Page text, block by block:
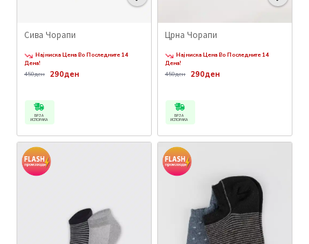
Сива Чорапи
Најниска Цена Во Последните 14
Дена!
290ден
450ден
БРЗА
ИСПОРАКА
Црна Чорапи
Најниска Цена Во Последните 14
Дена!
290ден
450ден
БРЗА
ИСПОРАКА